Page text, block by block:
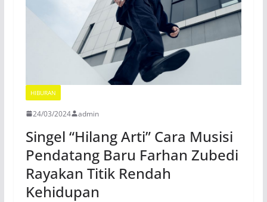
HIBURAN
24/03/2024 admin
Singel “Hilang Arti” Cara Musisi
Pendatang Baru Farhan Zubedi
Rayakan Titik Rendah
Kehidupan